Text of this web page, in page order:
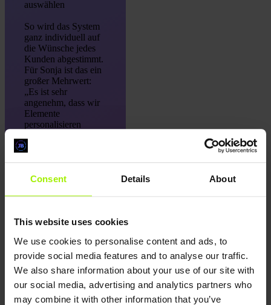
Consent Details About
This website uses cookies
We use cookies to personalise content and ads, to
provide social media features and to analyse our traffic.
We also share information about your use of our site with
our social media, advertising and analytics partners who
may combine it with other information that you’ve
auswählen
So wird das System
ganz individuell auf
die Wünsche jedes
Kunden abgestimmt.
Für Sonja ist das ein
großer Mehrwert:
„Es ist sehr
angenehm, dass wir
Elemente
personalisieren
unser eigenes Logo
eingestellt. Der
das Spielerlebnis
zu machen!“